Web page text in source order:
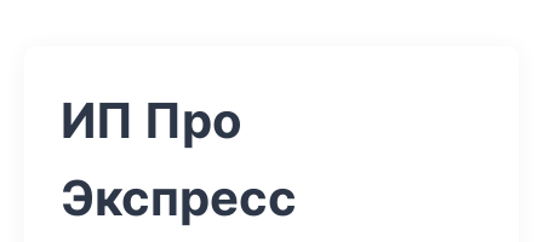
ИП Про
Экспресс